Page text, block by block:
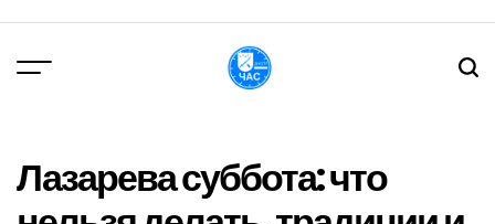
вмісту
Лазарева суббота: что